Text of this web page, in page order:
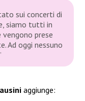
sui concerti di
siamo tutti in
prese
Ad oggi nessuno
aggiunge: